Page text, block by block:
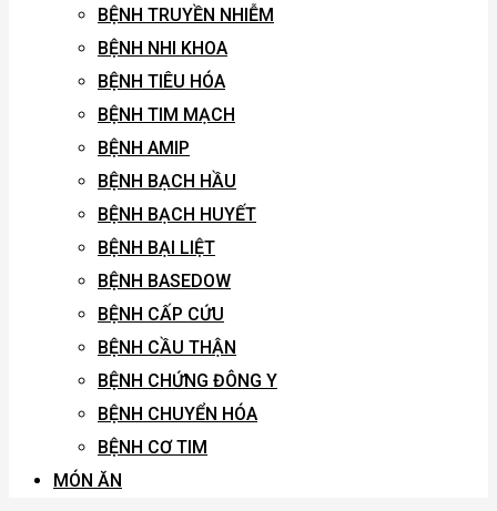
BỆNH TRUYỀN NHIỄM
BỆNH NHI KHOA
BỆNH TIÊU HÓA
BỆNH TIM MẠCH
BỆNH AMIP
BỆNH BẠCH HẦU
BỆNH BẠCH HUYẾT
BỆNH BẠI LIỆT
BỆNH BASEDOW
BỆNH CẤP CỨU
BỆNH CẦU THẬN
BỆNH CHỨNG ĐÔNG Y
BỆNH CHUYỂN HÓA
BỆNH CƠ TIM
MÓN ĂN